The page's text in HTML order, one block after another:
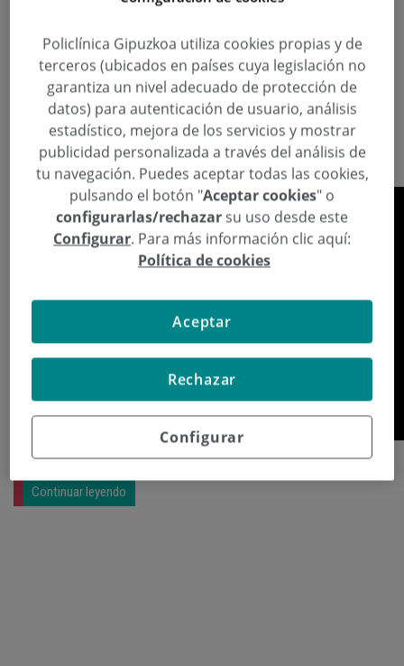
San Sebastián,tratamiento de espuma
El doctorJosé María Egaña, delServicio de Cirugía
Vascularde Policlínica, explica los últimos avances
en el tratamientos de las varices, menos agresivos,
sin dolor y con una recuperación inmediata para el
paciente.
Continuar leyendo
Policlínica Gipuzkoa utiliza cookies propias y de
terceros (ubicados en países cuya legislación no
garantiza un nivel adecuado de protección de
datos) para autenticación de usuario, análisis
estadístico, mejora de los servicios y mostrar
publicidad personalizada a través del análisis de
tu navegación. Puedes aceptar todas las cookies,
pulsando el botón "Aceptar cookies" o
configurarlas/rechazar su uso desde este
Configurar. Para más información clic aquí:
Política de cookies
Configurar
Rechazar
Aceptar